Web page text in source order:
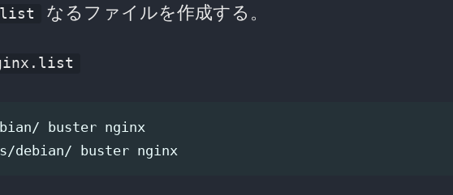
なるファイルを作成する。
buster nginx
debian/ buster nginx